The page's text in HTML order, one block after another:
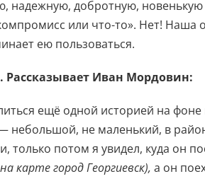
надежную, добротную,
или что-то». Нет! Наша
ею пользоваться.
Рассказывает Иван Мордовин:
ещё одной историей на
небольшой, не маленький, в
только потом я увидел, куда он
карте город Георгиевск), а он